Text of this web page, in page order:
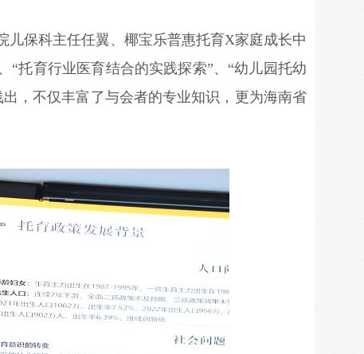
保科主任任翼、椰宝乐普惠托育X家庭成长中
“托育行业医育结合的实践探索”、“幼儿园托幼
，不仅丰富了与会者的专业知识，更为海南省